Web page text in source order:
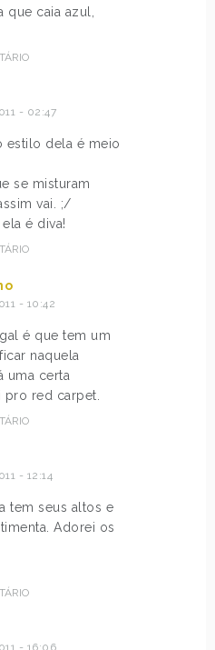
caia azul,
- 02:47
estilo dela é meio
se misturam
vai. ;/
é diva!
- 10:42
é que tem um
naquela
uma certa
pro red carpet.
- 12:14
tem seus altos e
Adorei os
- 16:06